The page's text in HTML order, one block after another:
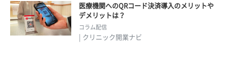
医療機関へのQRコード決済導入のメリットや
デメリットは？
コラム配信
| クリニック開業ナビ